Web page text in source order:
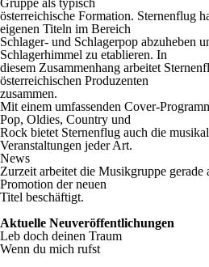
Gruppe als typisch
österreichische Formation. Sternenflug
eigenen Titeln im Bereich
Schlager- und Schlagerpop abzuheben
Schlagerhimmel zu etablieren. In
diesem Zusammenhang arbeitet
österreichischen Produzenten
zusammen.
Mit einem umfassenden Cover-
Pop, Oldies, Country und
Rock bietet Sternenflug auch die
Veranstaltungen jeder Art.
News
Zurzeit arbeitet die Musikgruppe
Promotion der neuen
Titel beschäftigt.
Aktuelle Neuveröffentlichungen
Leb doch deinen Traum
Wenn du mich rufst